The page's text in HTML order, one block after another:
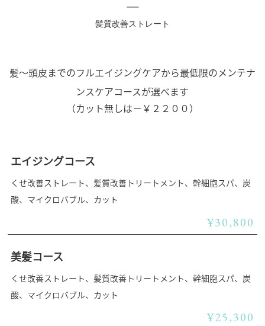
髪質改善ストレート
髪～頭皮までのフルエイジングケアから最低限のメンテナ
ンスケアコースが選べます
（カット無しは－￥２２００）
エイジングコース
くせ改善ストレート、髪質改善トリートメント、幹細胞スパ、炭
酸、マイクロバブル、カット
¥30,800
美髪コース
くせ改善ストレート、髪質改善トリートメント、幹細胞スパ、炭
酸、マイクロバブル、カット
¥25,300